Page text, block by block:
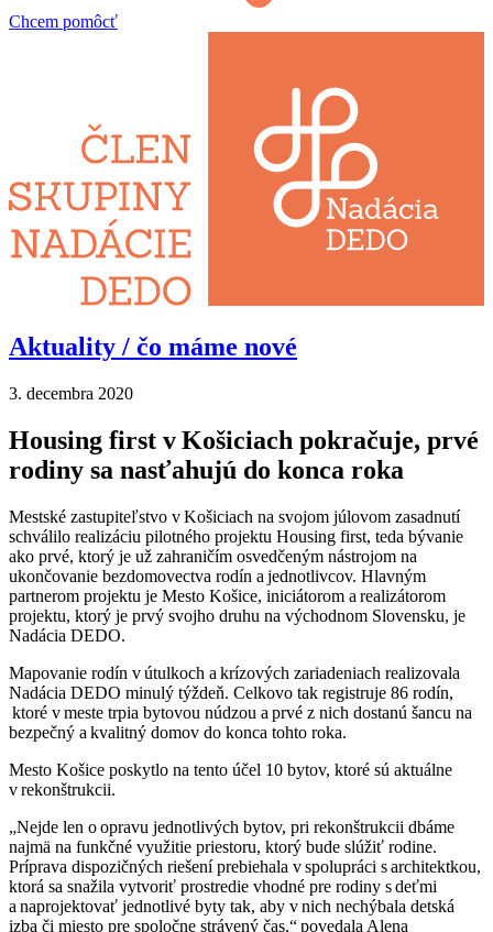
Chcem pomôcť
Aktuality / čo máme nové
3. decembra 2020
Housing first v Košiciach pokračuje, prvé
rodiny sa nasťahujú do konca roka
Mestské zastupiteľstvo v Košiciach na svojom júlovom zasadnutí
schválilo realizáciu pilotného projektu Housing first, teda bývanie
ako prvé, ktorý je už zahraničím osvedčeným nástrojom na
ukončovanie bezdomovectva rodín a jednotlivcov. Hlavným
partnerom projektu je Mesto Košice, iniciátorom a realizátorom
projektu, ktorý je prvý svojho druhu na východnom Slovensku, je
Nadácia DEDO.
Mapovanie rodín v útulkoch a krízových zariadeniach realizovala
Nadácia DEDO minulý týždeň. Celkovo tak registruje 86 rodín,
ktoré v meste trpia bytovou núdzou a prvé z nich dostanú šancu na
bezpečný a kvalitný domov do konca tohto roka.
Mesto Košice poskytlo na tento účel 10 bytov, ktoré sú aktuálne
v rekonštrukcii.
„Nejde len o opravu jednotlivých bytov, pri rekonštrukcii dbáme
najmä na funkčné využitie priestoru, ktorý bude slúžiť rodine.
Príprava dispozičných riešení prebiehala v spolupráci s architektkou,
ktorá sa snažila vytvoriť prostredie vhodné pre rodiny s deťmi
a naprojektovať jednotlivé byty tak, aby v nich nechýbala detská
izba či miesto pre spoločne strávený čas,“ povedala Alena